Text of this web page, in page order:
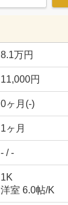
8.1万円
11,000円
0ヶ月(-)
1ヶ月
- / -
1K
洋室 6.0帖/K